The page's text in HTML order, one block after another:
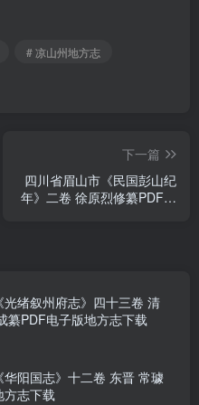
# 凉山州地方志
下一篇
四川省眉山市《民国彭山纪
年》二卷 徐原烈修纂PDF电
光绪叙州府志》四十三卷 清
纂PDF电子版地方志下载
华阳国志》十二卷 东晋 常璩
方志下载